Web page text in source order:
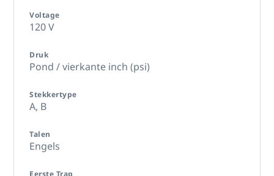
Voltage
120 V
Druk
Pond / vierkante inch (psi)
Stekkertype
A, B
Talen
Engels